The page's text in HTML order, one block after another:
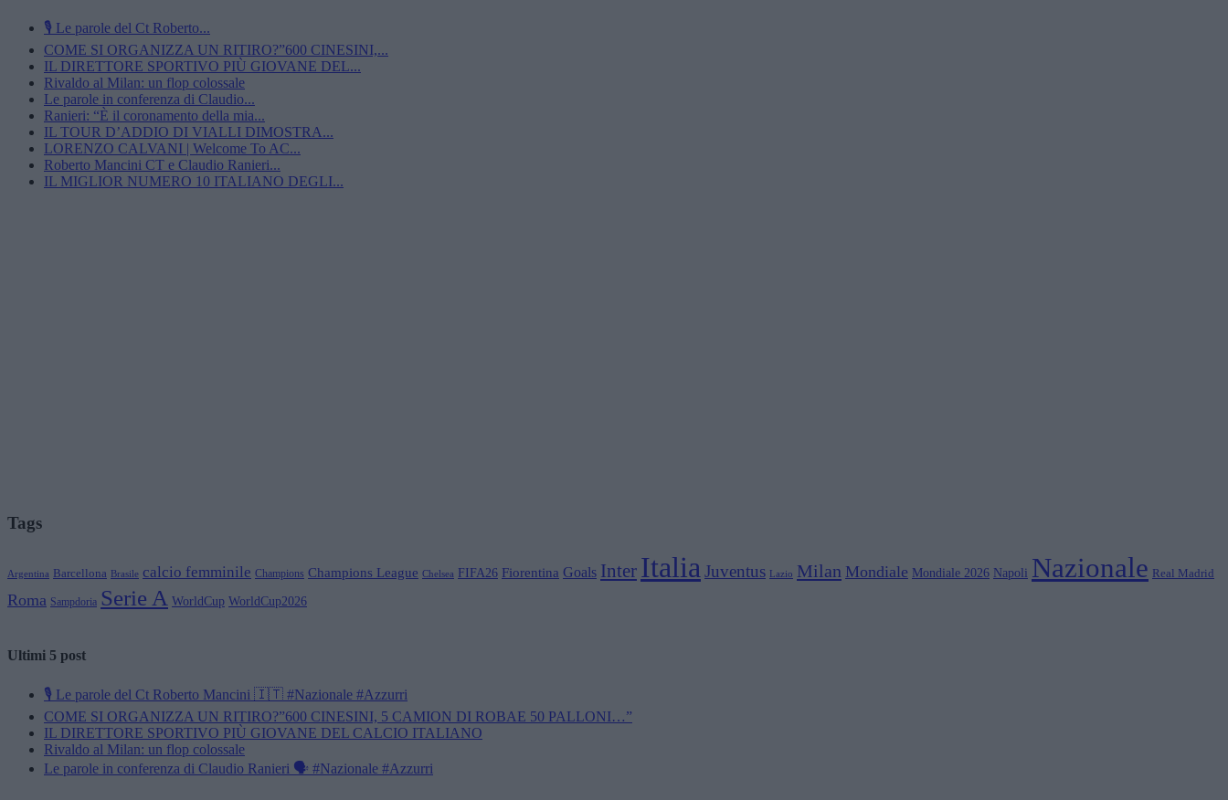
🎙️ Le parole del Ct Roberto...
COME SI ORGANIZZA UN RITIRO?”600 CINESINI,...
IL DIRETTORE SPORTIVO PIÙ GIOVANE DEL...
Rivaldo al Milan: un flop colossale
Le parole in conferenza di Claudio...
Ranieri: “È il coronamento della mia...
IL TOUR D’ADDIO DI VIALLI DIMOSTRA...
LORENZO CALVANI | Welcome To AC...
Roberto Mancini CT e Claudio Ranieri...
IL MIGLIOR NUMERO 10 ITALIANO DEGLI...
Tags
Argentina Barcellona Brasile calcio femminile Champions Champions League Chelsea FIFA26 Fiorentina Goals Inter Italia Juventus Lazio Milan Mondiale Mondiale 2026 Napoli Nazionale Real Madrid
Roma Sampdoria Serie A WorldCup WorldCup2026
Ultimi 5 post
🎙️ Le parole del Ct Roberto Mancini 🇮🇹 #Nazionale #Azzurri
COME SI ORGANIZZA UN RITIRO?”600 CINESINI, 5 CAMION DI ROBAE 50 PALLONI…”
IL DIRETTORE SPORTIVO PIÙ GIOVANE DEL CALCIO ITALIANO
Rivaldo al Milan: un flop colossale
Le parole in conferenza di Claudio Ranieri 🗣️ #Nazionale #Azzurri